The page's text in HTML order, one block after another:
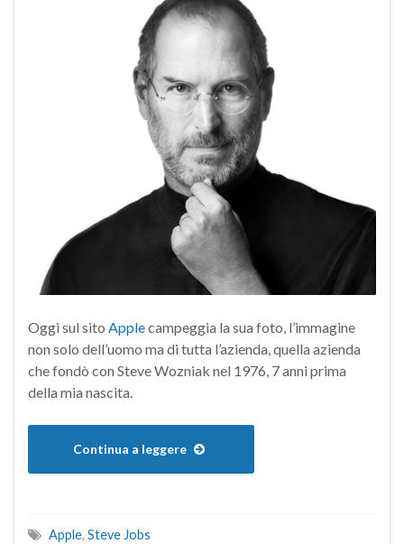
Oggi sul sito Applecampeggia la sua foto, l’immagine
non solo dell’uomo ma di tutta l’azienda, quella azienda
che fondò con Steve Wozniak nel 1976, 7 anni prima
della mia nascita.
Continua a leggere
Apple, Steve Jobs